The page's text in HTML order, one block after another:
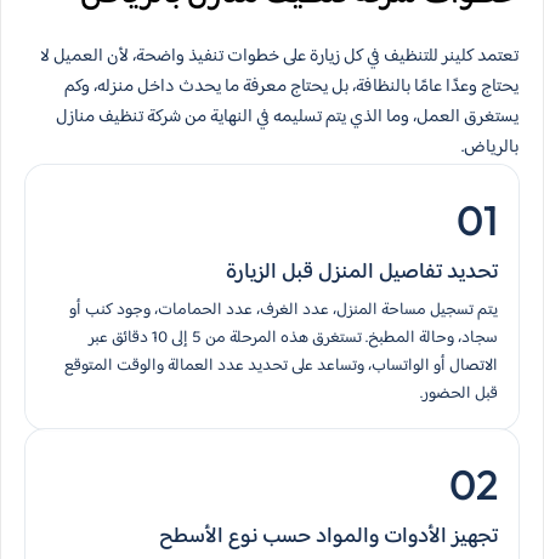
تعتمد كلينر للتنظيف في كل زيارة على خطوات تنفيذ واضحة، لأن العميل لا
يحتاج وعدًا عامًا بالنظافة، بل يحتاج معرفة ما يحدث داخل منزله، وكم
يستغرق العمل، وما الذي يتم تسليمه في النهاية من شركة تنظيف منازل
بالرياض.
01
تحديد تفاصيل المنزل قبل الزيارة
يتم تسجيل مساحة المنزل، عدد الغرف، عدد الحمامات، وجود كنب أو
سجاد، وحالة المطبخ. تستغرق هذه المرحلة من 5 إلى 10 دقائق عبر
الاتصال أو الواتساب، وتساعد على تحديد عدد العمالة والوقت المتوقع
قبل الحضور.
02
تجهيز الأدوات والمواد حسب نوع الأسطح